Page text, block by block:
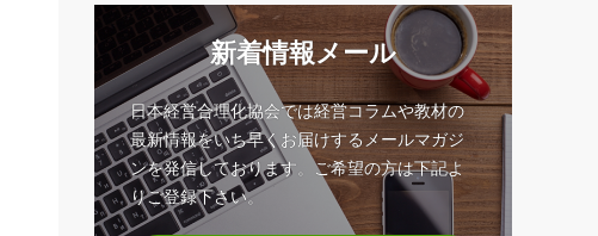
新着情報メール
日本経営合理化協会では経営コラムや教材の
最新情報をいち早くお届けするメールマガジ
ンを発信しております。ご希望の方は下記よ
りご登録下さい。